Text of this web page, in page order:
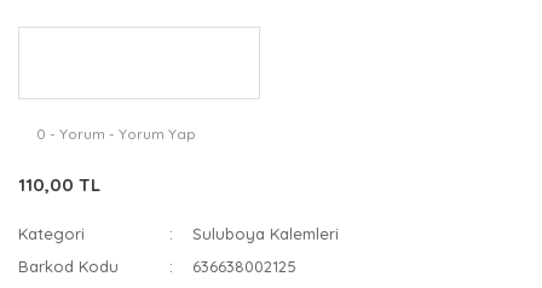
0 - Yorum - Yorum Yap
110,00 TL
Kategori
Suluboya Kalemleri
Barkod Kodu
636638002125